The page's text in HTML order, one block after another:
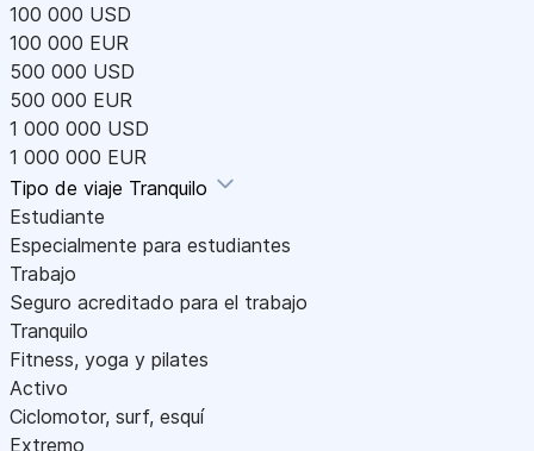
100 000 USD
100 000 EUR
500 000 USD
500 000 EUR
1 000 000 USD
1 000 000 EUR
Tipo de viaje Tranquilo
Estudiante
Especialmente para estudiantes
Trabajo
Seguro acreditado para el trabajo
Tranquilo
Fitness, yoga y pilates
Activo
Ciclomotor, surf, esquí
Extremo